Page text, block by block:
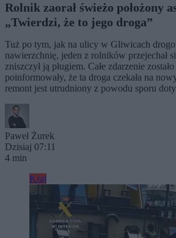
Rolnik zaorał świeżo położony
„Twierdzi, że to jego droga”
Tuż po tym, jak na ulicy w Gliwicach
nawierzchnię, jeden z rolników przejechał
zniszczył ją pługiem. Całe zdarzenie
poinformowały, że ta droga czekała na
remont jest utrudniony z powodu sporu
Paweł Żurek
Dzisiaj 07:11
4 min
Kraj